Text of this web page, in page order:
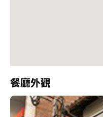
餐廳外觀